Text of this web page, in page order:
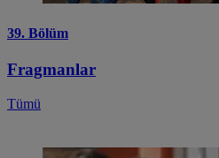
39. Bölüm
Fragmanlar
Tümü